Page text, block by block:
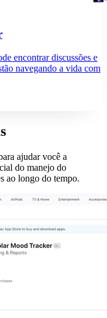
encontrar discussões e
navegando a vida com
ajudar você a
do manejo do
ao longo do tempo.